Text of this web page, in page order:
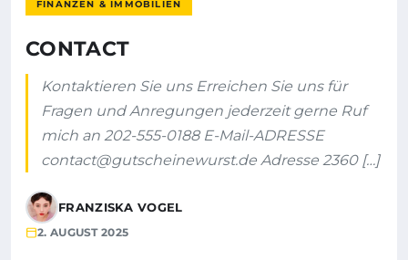
FINANZEN & IMMOBILIEN
CONTACT
Kontaktieren Sie uns Erreichen Sie uns für
Fragen und Anregungen jederzeit gerne Ruf
mich an 202-555-0188 E-Mail-ADRESSE
contact@gutscheinewurst.de Adresse 2360 […]
FRANZISKA VOGEL
2. AUGUST 2025